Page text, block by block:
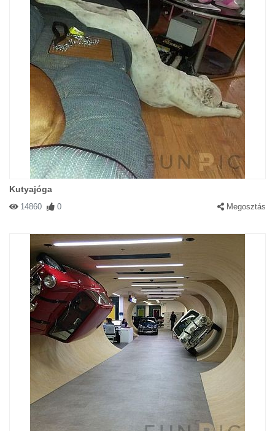
Kutyajóga
14860 0 Megosztás